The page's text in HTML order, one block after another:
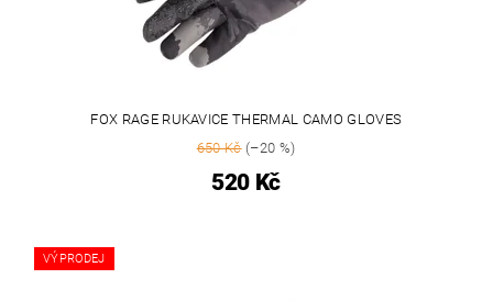
FOX RAGE RUKAVICE THERMAL CAMO GLOVES
650 Kč(–20 %)
520 Kč
VÝPRODEJ